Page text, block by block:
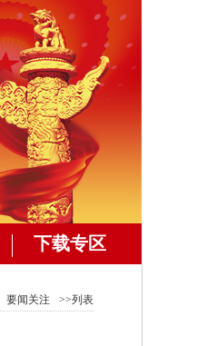
下载专区
要闻关注 >>列表